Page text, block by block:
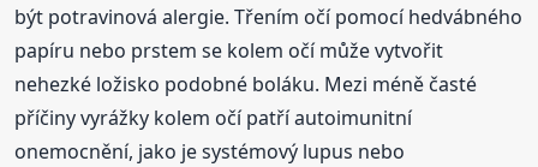
být potravinová alergie. Třením očí pomocí hedvábného
papíru nebo prstem se kolem očí může vytvořit
nehezké ložisko podobné boláku. Mezi méně časté
příčiny vyrážky kolem očí patří autoimunitní
onemocnění, jako je systémový lupus nebo